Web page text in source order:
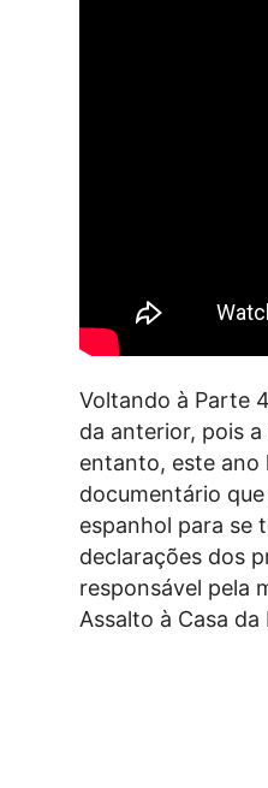
Voltando à Parte
da anterior, pois
entanto, este ano
documentário
espanhol para se
declarações dos
responsável pela
Assalto à Casa